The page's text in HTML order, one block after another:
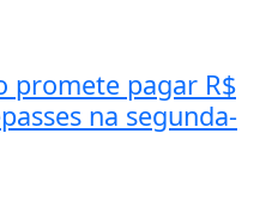
promete pagar R$
na segunda-